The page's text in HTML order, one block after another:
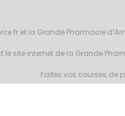
et la Grande Pharmacie
le site internet de la Grande
Faites vos courses de